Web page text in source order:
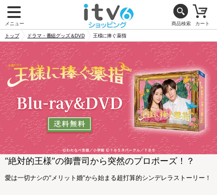
メニュー 商品検索 カート
トップ ドラマ・番組グッズ＆DVD 王様に捧ぐ薬指
“絶対的王様”の御曹司から突然のプロポーズ！？
愛は一切ナシの“メリット婚”から始まる超打算的シンデレラストーリー！